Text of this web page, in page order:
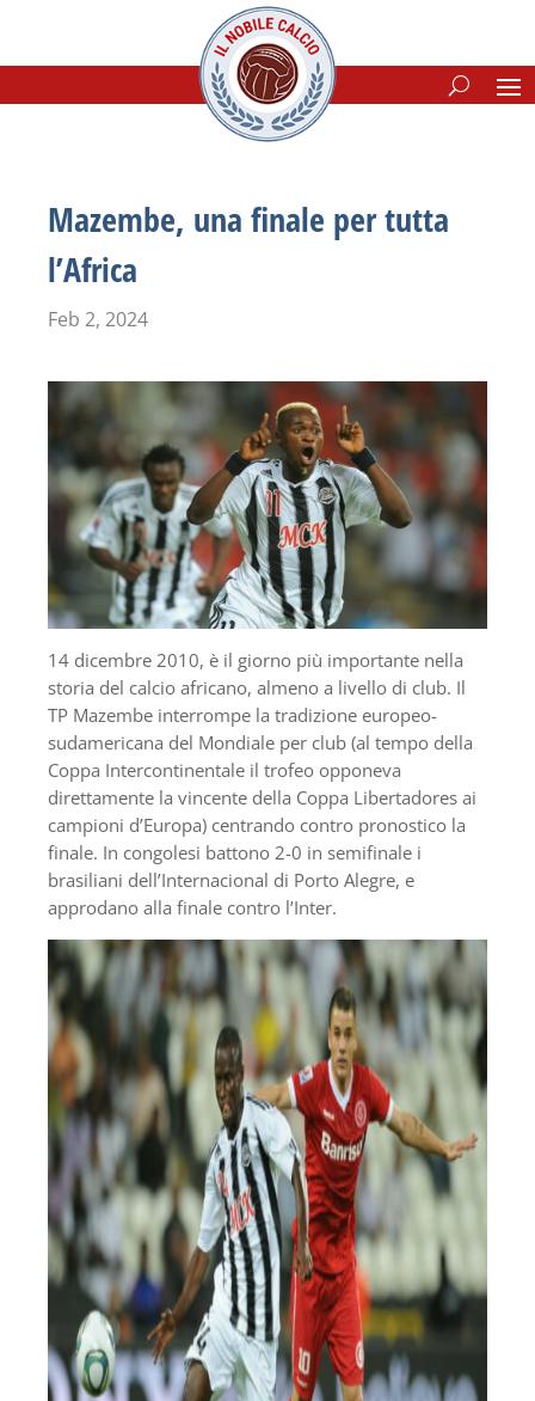
Mazembe, una finale per tutta
l’Africa
Feb 2, 2024
14 dicembre 2010, è il giorno più importante nella
storia del calcio africano, almeno a livello di club. Il
TP Mazembe interrompe la tradizione europeo-
sudamericana del Mondiale per club (al tempo della
Coppa Intercontinentale il trofeo opponeva
direttamente la vincente della Coppa Libertadores ai
campioni d’Europa) centrando contro pronostico la
finale. In congolesi battono 2-0 in semifinale i
brasiliani dell’Internacional di Porto Alegre, e
approdano alla finale contro l’Inter.